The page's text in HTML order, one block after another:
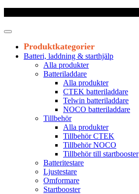
Produktkategorier
Batteri, laddning & starthjälp
Alla produkter
Batteriladdare
Alla produkter
CTEK batteriladdare
Telwin batteriladdare
NOCO batteriladdare
Tillbehör
Alla produkter
Tillbehör CTEK
Tillbehör NOCO
Tillbehör till startbooster
Batteritestare
Ljustestare
Omformare
Startbooster